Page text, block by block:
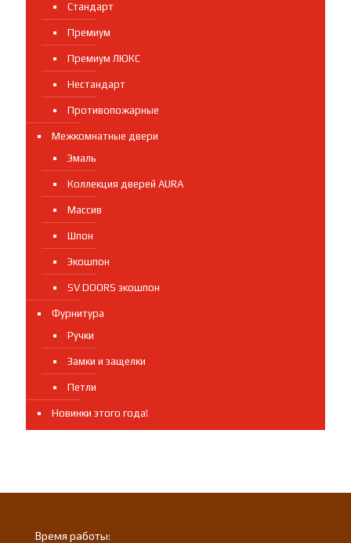
Стандарт
Премиум
Премиум ЛЮКС
Нестандарт
Противопожарные
Межкомнатные двери
Эмаль
Коллекция дверей AURA
Массив
Шпон
Экошпон
SV DOORS экошпон
Фурнитура
Ручки
Замки и защелки
Петли
Новинки этого года!
Время работы: